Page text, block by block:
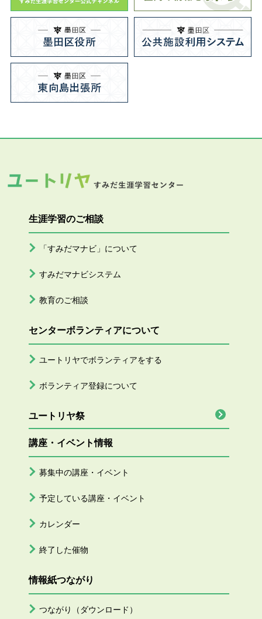
生涯学習のご相談
「すみだマナビ」について
すみだマナビシステム
教育のご相談
センターボランティアについて
ユートリヤでボランティアをする
ボランティア登録について
ユートリヤ祭
講座・イベント情報
募集中の講座・イベント
予定している講座・イベント
カレンダー
終了した催物
情報紙つながり
つながり（ダウンロード）